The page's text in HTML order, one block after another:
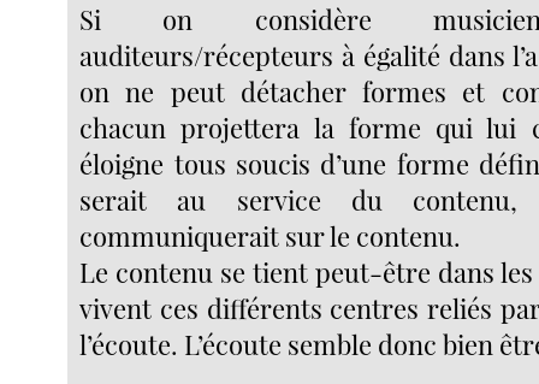
Si on considère
auditeurs/récepteurs à égalité dans
on ne peut détacher formes et
chacun projettera la forme qui lui
éloigne tous soucis d’une forme
serait au service du
communiquerait sur le contenu.
Le contenu se tient peut-être dans
vivent ces différents centres reliés
l’écoute. L’écoute semble donc bien